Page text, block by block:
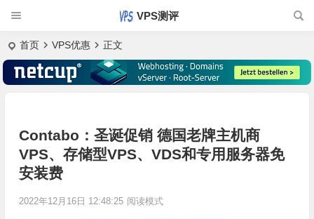
VPS测评
首页 VPS优惠 正文
Contabo：圣诞促销 德国老牌主机商
VPS、存储型VPS、VDS和专用服务器免
安装费
2022年12月16日 12:48:25 阅读模式